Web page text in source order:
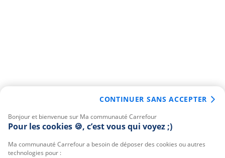
Bonjour et bienvenue sur Ma communauté Carrefour
Pour les cookies 🍪, c’est vous qui voyez ;)
Ma communauté Carrefour a besoin de déposer des cookies ou autres
technologies pour :
CONTINUER SANS ACCEPTER